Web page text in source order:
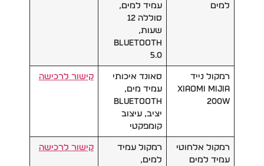
למים
עמיד למים,
סוללה 12
שעות,
Bluetooth
5.0
רמקול נייד
Xiaomi Mijia
200W
סאונד איכותי
עמיד מים,
Bluetooth
יציב, עיצוב
קומפקטי
קישור לרכישה
רמקול אלחוטי
עמיד למים
רמקול עמיד
למים,
קישור לרכישה